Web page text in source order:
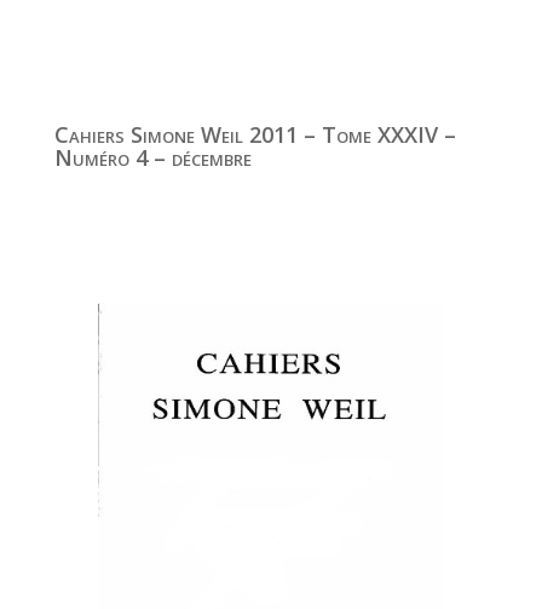
Cahiers Simone Weil 2011 – Tome XXXIV –
Numéro 4 – décembre